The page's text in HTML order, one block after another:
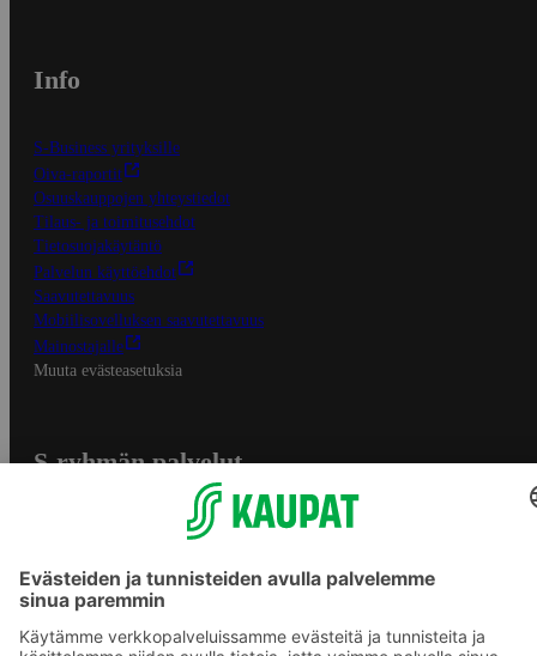
Info
S-Business yrityksille
Oiva-raportit
Osuuskauppojen yhteystiedot
Tilaus- ja toimitusehdot
Tietosuojakäytäntö
Palvelun käyttöehdot
Saavutettavuus
Mobiilisovelluksen saavutettavuus
Mainostajalle
Muuta evästeasetuksia
S-ryhmän palvelut
Yhteishyvä Ruoka -sovellus
S-ostoslista -sovellus
Prisma.fi